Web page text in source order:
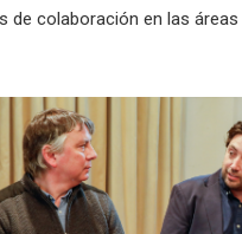
colaboración en las